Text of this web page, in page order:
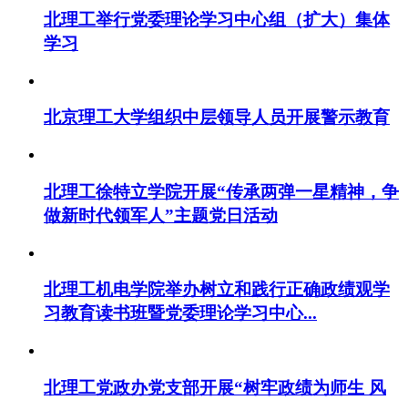
北理工举行党委理论学习中心组（扩大）集体
学习
北京理工大学组织中层领导人员开展警示教育
北理工徐特立学院开展“传承两弹一星精神，争
做新时代领军人”主题党日活动
北理工机电学院举办树立和践行正确政绩观学
习教育读书班暨党委理论学习中心...
北理工党政办党支部开展“树牢政绩为师生 风